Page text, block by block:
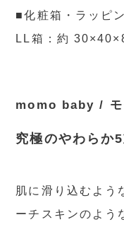
■化粧箱・ラッピ
LL箱：約
momo baby / モ
究極のやわらか
肌に滑り込むよう
ーチスキンのよう